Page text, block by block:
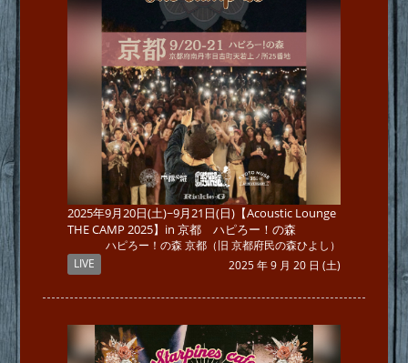
2025年9月20日(土)~9月21日(日)【Acoustic Lounge
THE CAMP 2025】in 京都 ハピろー！の森
ハピろー！の森 京都（旧 京都府民の森ひよし）
LIVE 2025 年 9 月 20 日 (土)